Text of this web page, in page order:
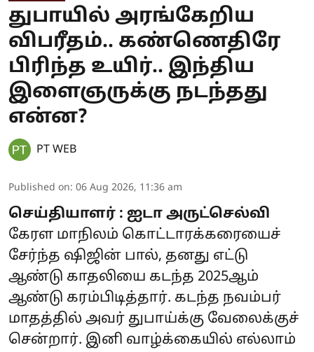
துபாயில் அரங்கேறிய
விபரீதம்.. கண்ணெதிரே
பிரிந்த உயிர்.. இந்திய
இளைஞருக்கு நடந்தது
என்ன?
PT WEB
Published on: 06 Aug 2026, 11:36 am
செய்தியாளர் : ஐடா அருட்செல்வி
கேரள மாநிலம் கொட்டாரக்கரையைச்
சேர்ந்த ஷிஜின் பால், தனது எட்டு
ஆண்டு காதலியை கடந்த 2025ஆம்
ஆண்டு கரம்பிடித்தார். கடந்த நவம்பர்
மாதத்தில் அவர் துபாய்க்கு வேலைக்குச்
சென்றார். இனி வாழ்க்கையில் எல்லாம்